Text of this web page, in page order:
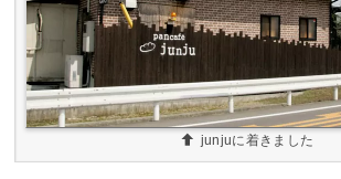
junjuに着きました